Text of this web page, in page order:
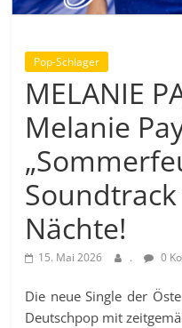
Pop-Schlager
MELANIE
Melanie
Nächte!
15. Mai 2026 . 0
Die neue Single der
Deutschpop mit